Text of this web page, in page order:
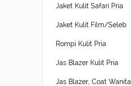
Jaket Kulit Safari Pria
Jaket Kulit Film/Seleb
Rompi Kulit Pria
Jas Blazer Kulit Pria
Jas Blazer, Coat Wanita